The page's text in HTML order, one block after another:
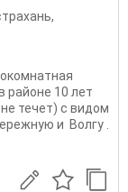
,
районе 10 лет
течет) с видом
и Волгу .